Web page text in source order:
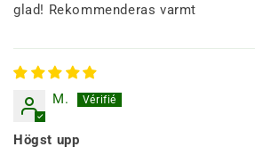
glad! Rekommenderas varmt
M.
Högst upp